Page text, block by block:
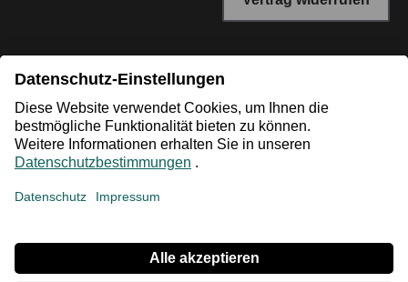
*Niedrigster Gesamtpreis der letzten 30 Tage vor der